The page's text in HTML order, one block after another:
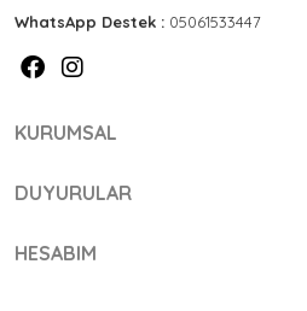
WhatsApp Destek : 05061533447
KURUMSAL
DUYURULAR
HESABIM